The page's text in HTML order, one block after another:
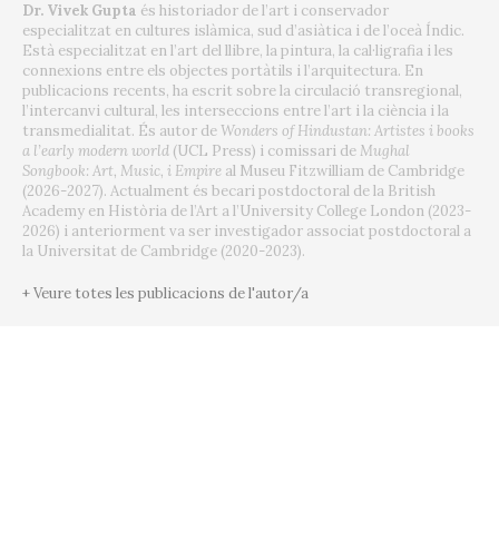
Dr. Vivek Gupta és historiador de l’art i conservador
especialitzat en cultures islàmica, sud d’asiàtica i de l’oceà Índic.
Està especialitzat en l’art del llibre, la pintura, la cal·ligrafia i les
connexions entre els objectes portàtils i l’arquitectura. En
publicacions recents, ha escrit sobre la circulació transregional,
l’intercanvi cultural, les interseccions entre l’art i la ciència i la
transmedialitat. És autor de Wonders of Hindustan: Artistes i books
a l’early modern world (UCL Press) i comissari de Mughal
Songbook: Art, Music, i Empire al Museu Fitzwilliam de Cambridge
(2026-2027). Actualment és becari postdoctoral de la British
Academy en Història de l’Art a l’University College London (2023-
2026) i anteriorment va ser investigador associat postdoctoral a
la Universitat de Cambridge (2020-2023).
+ Veure totes les publicacions de l'autor/a